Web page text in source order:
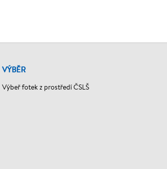
VÝBĚR
Výbeř fotek z prostředí ČSLŠ